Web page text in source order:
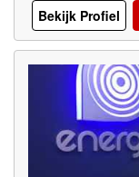
Bekijk Profiel